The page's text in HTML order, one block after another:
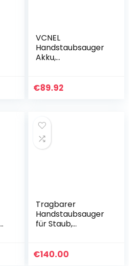
VCNEL
Handstaubsauger
Akku,
Staubsauger für
€89.92
Tragbarer
Handstaubsauger
für Staub,
Auto Innenraum,
€140.00